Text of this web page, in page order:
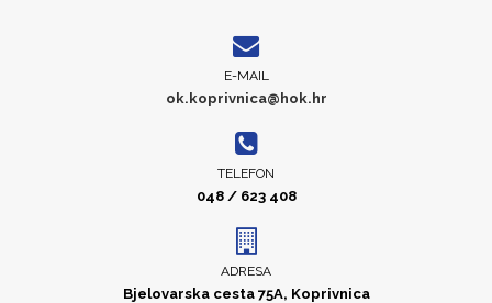
E-MAIL
ok.koprivnica@hok.hr
TELEFON
048 / 623 408
ADRESA
Bjelovarska cesta 75A, Koprivnica